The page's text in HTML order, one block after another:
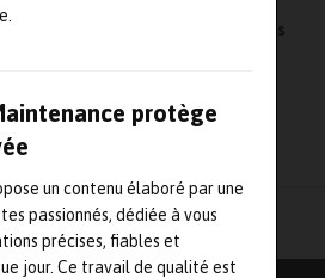
protège
un contenu élaboré par une
passionnés, dédiée à vous
précises, fiables et
jour. Ce travail de qualité est
prévisionnelle : Wika désormais